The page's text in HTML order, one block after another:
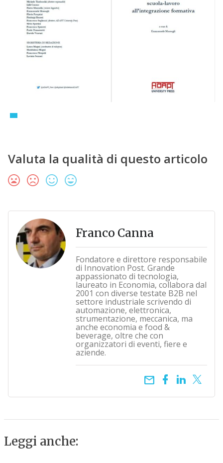
Valuta la qualità di questo articolo
Franco Canna
Fondatore e direttore responsabile
di Innovation Post. Grande
appassionato di tecnologia,
laureato in Economia, collabora dal
2001 con diverse testate B2B nel
settore industriale scrivendo di
automazione, elettronica,
strumentazione, meccanica, ma
anche economia e food &
beverage, oltre che con
organizzatori di eventi, fiere e
aziende.
email
Leggi anche: